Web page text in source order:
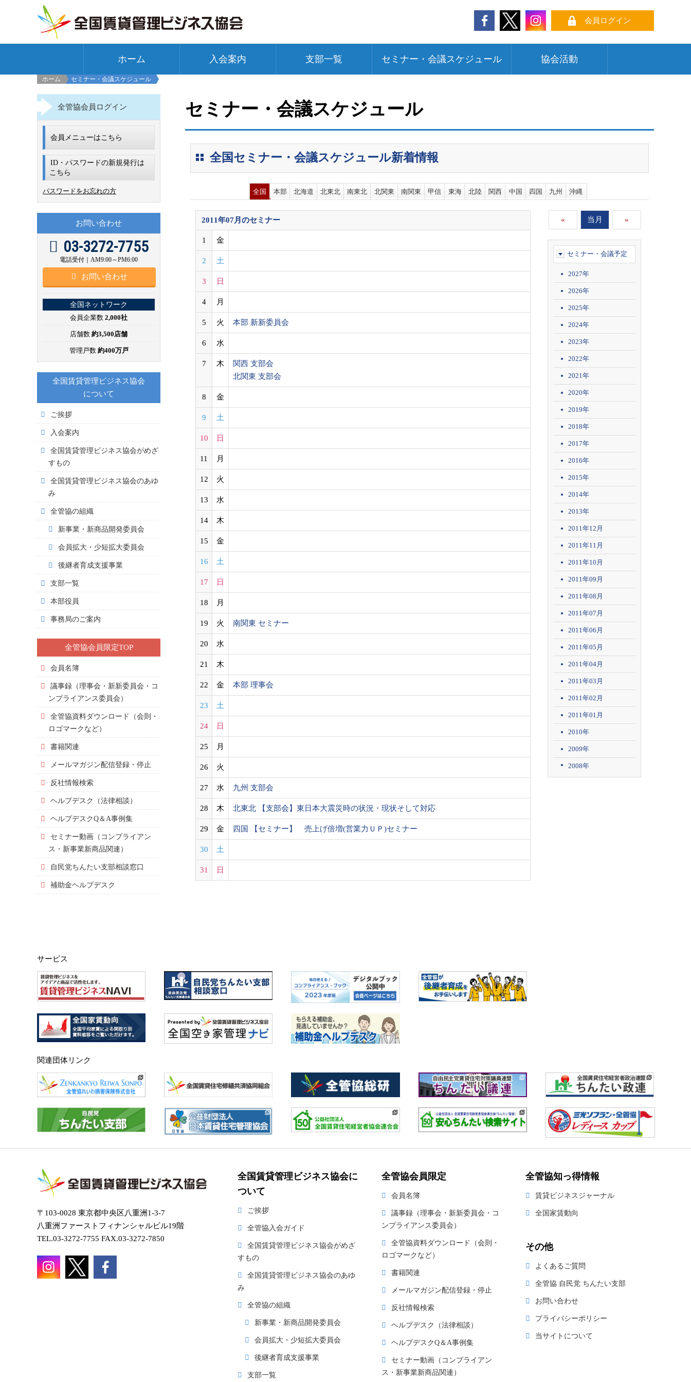
会員ログイン
ホーム 入会案内 支部一覧 セミナー・会議スケジュール 協会活動
ホーム セミナー・会議スケジュール
セミナー・会議スケジュール
全国セミナー・会議スケジュール新着情報
全国 本部 北海道 北東北 南東北 北関東 南関東 甲信 東海 北陸 関西 中国 四国 九州 沖縄
« 当月 »
2011年07月のセミナー
1 金
2 土
3 日
4 月
5 火 本部 新新委員会
6 水
7 木
関西 支部会
北関東 支部会
8 金
9 土
10 日
11 月
12 火
13 水
14 木
15 金
16 土
17 日
18 月
19 火 南関東 セミナー
20 水
21 木
22 金 本部 理事会
23 土
24 日
25 月
26 火
27 水 九州 支部会
28 木 北東北 【支部会】東日本大震災時の状況・現状そして対応
29 金 四国 【セミナー】 売上げ倍増(営業力ＵＰ)セミナー
30 土
31 日
セミナー・会議予定
2027年
2026年
2025年
2024年
2023年
2022年
2021年
2020年
2019年
2018年
2017年
2016年
2015年
2014年
2013年
2011年12月
2011年11月
2011年10月
2011年09月
2011年08月
2011年07月
2011年06月
2011年05月
2011年04月
2011年03月
2011年02月
2011年01月
2010年
2009年
2008年
全管協会員ログイン
会員メニューはこちら
ID・パスワードの新規発行は
こちら
パスワードをお忘れの方
お問い合わせ
03-3272-7755
電話受付｜AM9:00～PM6:00
お問い合わせ
全国ネットワーク
会員企業数 2,000社
店舗数 約3,500店舗
管理戸数 約400万戸
全国賃貸管理ビジネス協会
について
ご挨拶
入会案内
全国賃貸管理ビジネス協会がめざ
すもの
全国賃貸管理ビジネス協会のあゆ
み
全管協の組織
新事業・新商品開発委員会
会員拡大・少短拡大委員会
後継者育成支援事業
支部一覧
本部役員
事務局のご案内
全管協会員限定TOP
会員名簿
議事録（理事会・新新委員会・コ
ンプライアンス委員会）
全管協資料ダウンロード（会則・
ロゴマークなど）
書籍関連
メールマガジン配信登録・停止
反社情報検索
ヘルプデスク（法律相談）
ヘルプデスクQ＆A事例集
セミナー動画（コンプライアン
ス・新事業新商品関連）
自民党ちんたい支部相談窓口
補助金ヘルプデスク
サービス
関連団体リンク
〒103-0028 東京都中央区八重洲1-3-7
八重洲ファーストフィナンシャルビル19階
TEL.03-3272-7755 FAX.03-3272-7850
全国賃貸管理ビジネス協会に
ついて
ご挨拶
全管協入会ガイド
全国賃貸管理ビジネス協会がめざ
すもの
全国賃貸管理ビジネス協会のあゆ
み
全管協の組織
新事業・新商品開発委員会
会員拡大・少短拡大委員会
後継者育成支援事業
支部一覧
全管協会員限定
会員名簿
議事録（理事会・新新委員会・コ
ンプライアンス委員会）
全管協資料ダウンロード（会則・
ロゴマークなど）
書籍関連
メールマガジン配信登録・停止
反社情報検索
ヘルプデスク（法律相談）
ヘルプデスクQ＆A事例集
セミナー動画（コンプライアン
ス・新事業新商品関連）
全管協知っ得情報
賃貸ビジネスジャーナル
全国家賃動向
その他
よくあるご質問
全管協 自民党 ちんたい支部
お問い合わせ
プライバシーポリシー
当サイトについて